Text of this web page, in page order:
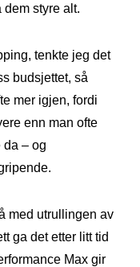
styre alt.
tenkte jeg det
budsjettet, så
mer igjen, fordi
enn man ofte
da – og
med utrullingen av
ga det etter litt tid
Max gir